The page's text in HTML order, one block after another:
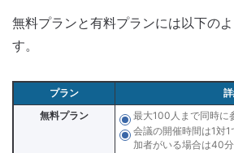
無料プランと有料プランには以下の
す。
プラン
無料プラン
最大100人まで同時に
会議の開催時間は1対
加者がいる場合は40